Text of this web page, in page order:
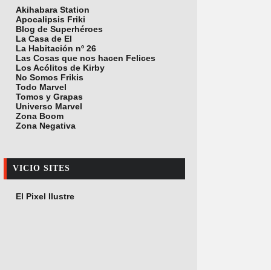
Akihabara Station
Apocalipsis Friki
Blog de Superhéroes
La Casa de El
La Habitación nº 26
Las Cosas que nos hacen Felices
Los Acólitos de Kirby
No Somos Frikis
Todo Marvel
Tomos y Grapas
Universo Marvel
Zona Boom
Zona Negativa
VICIO SITES
El Pixel Ilustre